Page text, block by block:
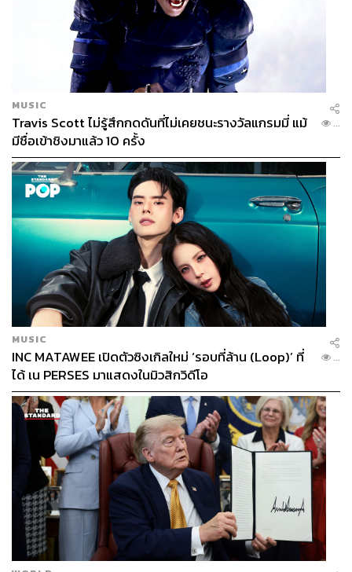
MUSIC
Travis Scott ไม่รู้สึกกดดันที่ไม่เคยชนะรางวัลแกรมมี่ แม้
มีชื่อเข้าชิงมาแล้ว 10 ครั้ง
...
MUSIC
INC MATAWEE เปิดตัวซิงเกิลใหม่ ‘รอบที่ล้าน (Loop)’ ที่
ได้ เน PERSES มาแสดงในมิวสิกวิดีโอ
...